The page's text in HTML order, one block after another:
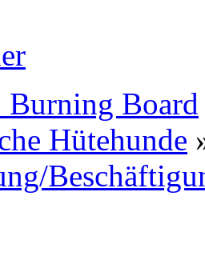
Board
Hütehunde